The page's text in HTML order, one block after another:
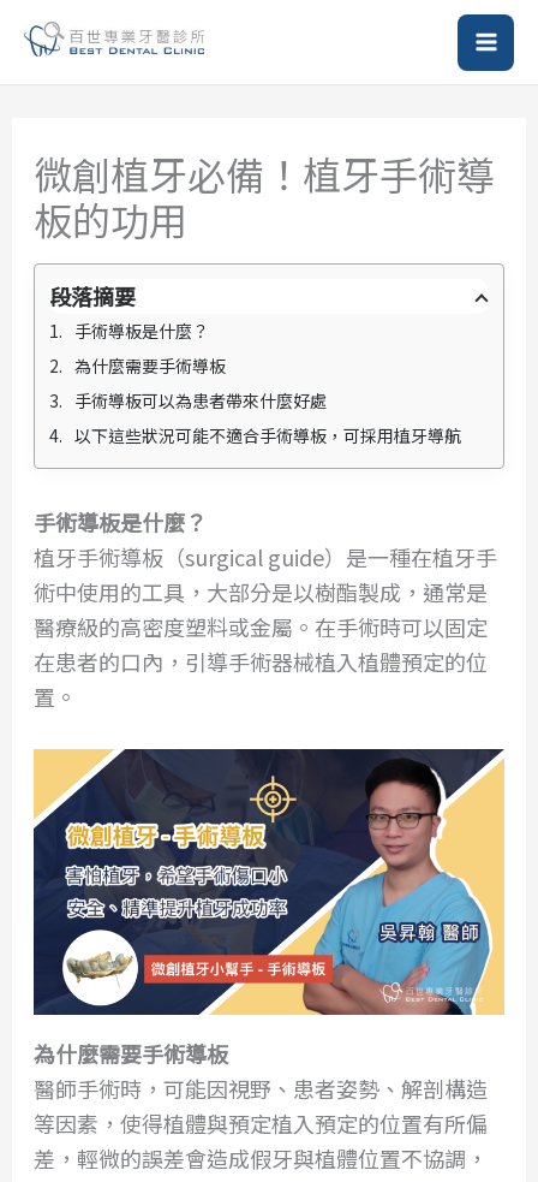
主
微創植牙必備！植牙手術導
板的功用
段落摘要
手術導板是什麼？
為什麼需要手術導板
手術導板可以為患者帶來什麼好處
以下這些狀況可能不適合手術導板，可採用植牙導航
手術導板是什麼？
植牙手術導板（surgical guide）是一種在植牙手
術中使用的工具，大部分是以樹酯製成，通常是
醫療級的高密度塑料或金屬。在手術時可以固定
在患者的口內，引導手術器械植入植體預定的位
置。
為什麼需要手術導板
醫師手術時，可能因視野、患者姿勢、解剖構造
等因素，使得植體與預定植入預定的位置有所偏
差，輕微的誤差會造成假牙與植體位置不協調，